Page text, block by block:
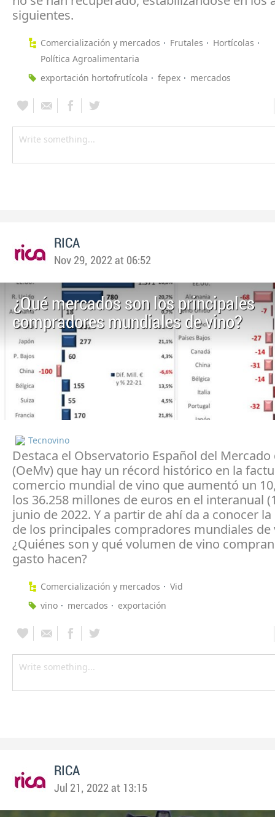
siguientes.
Comercialización y mercados Frutales
Hortícolas
Política Agroalimentaria
exportación hortofrutícola
fepex mercados
RICA
Nov 29, 2022 at 06:52
¿Qué mercados son los principales
compradores mundiales de vino?
Tecnovino
Destaca el Observatorio Español del Mercado
(OeMv) que hay un récord histórico en la
comercio mundial de vino que aumentó un
los 36.258 millones de euros en el interanual
junio de 2022. Y a partir de ahí da a conocer
de los principales compradores mundiales de
¿Quiénes son y qué volumen de vino
gasto hacen?
Comercialización y mercados
Vid
vino
mercados exportación
RICA
Jul 21, 2022 at 13:15